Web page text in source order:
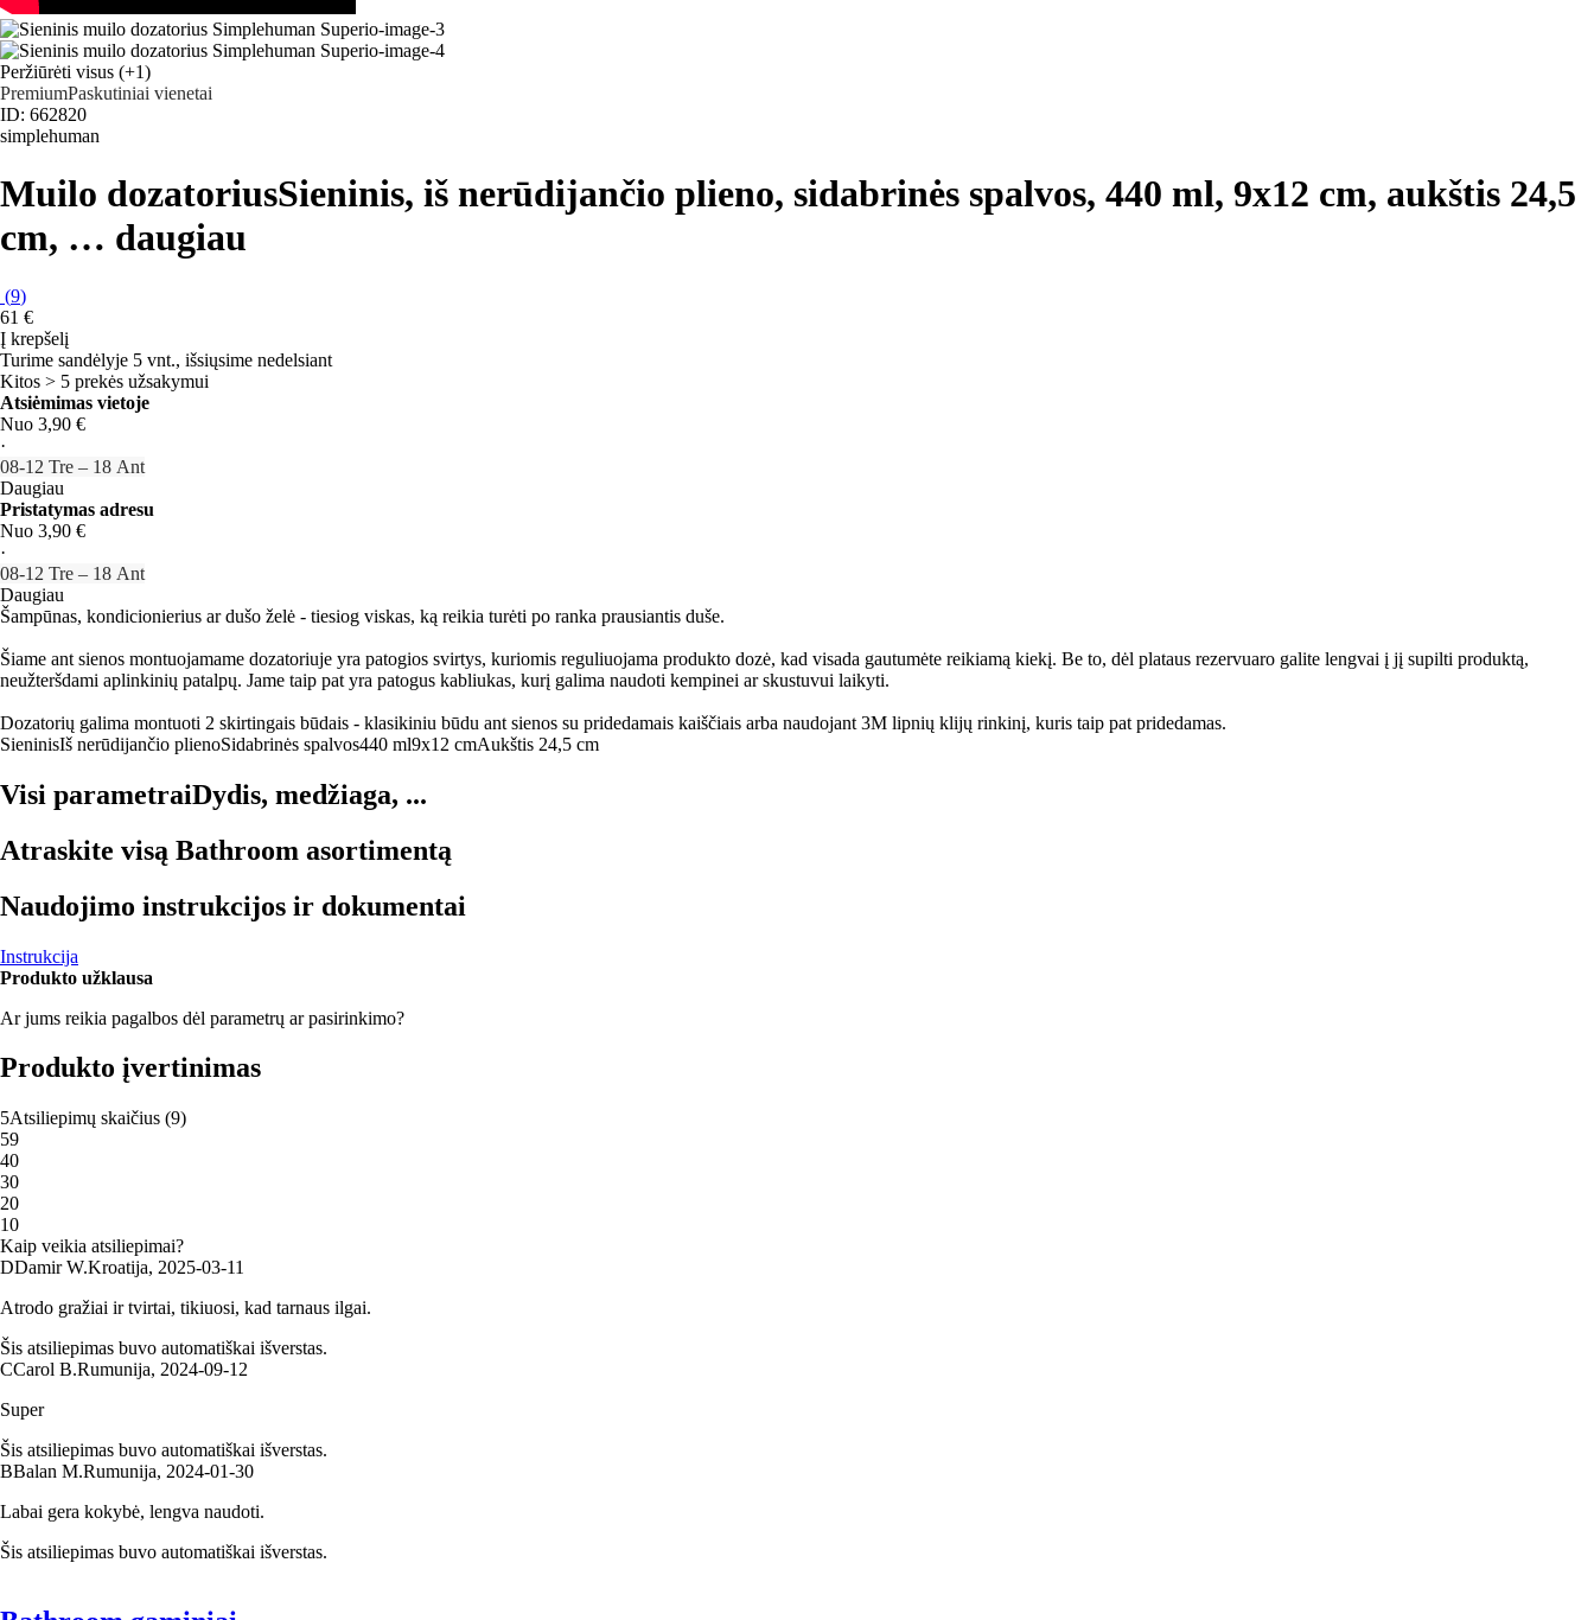
Peržiūrėti visus (+1)
PremiumPaskutiniai vienetai
ID: 662820
simplehuman
Muilo dozatoriusSieninis, iš nerūdijančio plieno, sidabrinės spalvos, 440 ml, 9x12 cm, aukštis 24,5
cm, … daugiau
(9)
61 €
Į krepšelį
Turime sandėlyje 5 vnt., išsiųsime nedelsiant
Kitos > 5 prekės užsakymui
Atsiėmimas vietoje
Nuo 3,90 €
·
08‑12 Tre – 18 Ant
Daugiau
Pristatymas adresu
Nuo 3,90 €
·
08‑12 Tre – 18 Ant
Daugiau
Šampūnas, kondicionierius ar dušo želė - tiesiog viskas, ką reikia turėti po ranka prausiantis duše.
Šiame ant sienos montuojamame dozatoriuje yra patogios svirtys, kuriomis reguliuojama produkto dozė, kad visada gautumėte reikiamą kiekį. Be to, dėl plataus rezervuaro galite lengvai į jį supilti produktą,
neužteršdami aplinkinių patalpų. Jame taip pat yra patogus kabliukas, kurį galima naudoti kempinei ar skustuvui laikyti.
Dozatorių galima montuoti 2 skirtingais būdais - klasikiniu būdu ant sienos su pridedamais kaiščiais arba naudojant 3M lipnių klijų rinkinį, kuris taip pat pridedamas.
SieninisIš nerūdijančio plienoSidabrinės spalvos440 ml9x12 cmAukštis 24,5 cm
Visi parametraiDydis, medžiaga, ...
Atraskite visą Bathroom asortimentą
Naudojimo instrukcijos ir dokumentai
Instrukcija
Produkto užklausa
Ar jums reikia pagalbos dėl parametrų ar pasirinkimo?
Produkto įvertinimas
5Atsiliepimų skaičius (9)
59
40
30
20
10
Kaip veikia atsiliepimai?
DDamir W.Kroatija, 2025‑03‑11
Atrodo gražiai ir tvirtai, tikiuosi, kad tarnaus ilgai.
Šis atsiliepimas buvo automatiškai išverstas.
CCarol B.Rumunija, 2024‑09‑12
Super
Šis atsiliepimas buvo automatiškai išverstas.
BBalan M.Rumunija, 2024‑01‑30
Labai gera kokybė, lengva naudoti.
Šis atsiliepimas buvo automatiškai išverstas.